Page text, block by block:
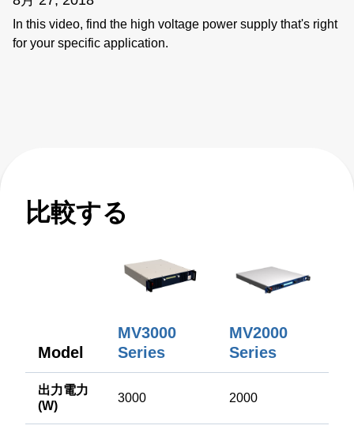
In this video, find the high voltage power supply that's right
for your specific application.
比較する
Model
MV3000
Series
MV2000
Series
出力電力
(W)
3000 2000